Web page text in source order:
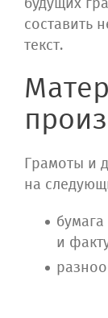
составить
текст.
Грамоты и
на
и